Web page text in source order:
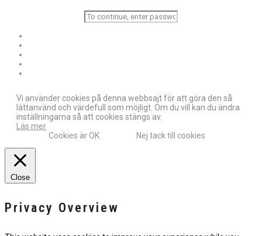
Vi använder cookies på denna webbsajt för att göra den så
lättanvänd och värdefull som möjligt. Om du vill kan du ändra
inställningarna så att cookies stängs av.
Läs mer
Cookies är OK
Nej tack till cookies
Close
Privacy Overview